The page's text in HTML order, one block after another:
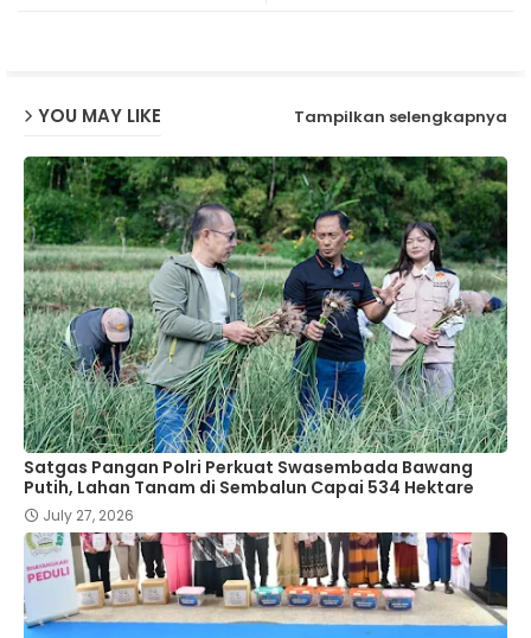
YOU MAY LIKE Tampilkan selengkapnya
Satgas Pangan Polri Perkuat Swasembada Bawang
Putih, Lahan Tanam di Sembalun Capai 534 Hektare
July 27, 2026